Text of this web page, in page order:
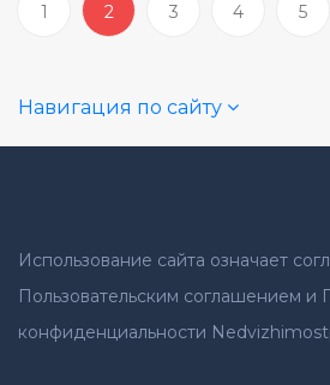
1 2 3 4 5
Навигация по сайту
Использование сайта означает
Пользовательским соглашением и
конфиденциальности